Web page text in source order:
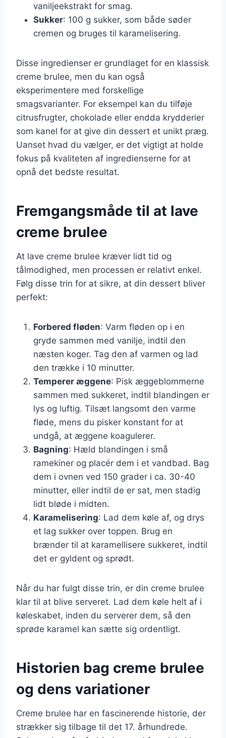
vaniljeekstrakt for smag.
Sukker: 100 g sukker, som både søder
cremen og bruges til karamelisering.
Disse ingredienser er grundlaget for en klassisk
creme brulee, men du kan også
eksperimentere med forskellige
smagsvarianter. For eksempel kan du tilføje
citrusfrugter, chokolade eller endda krydderier
som kanel for at give din dessert et unikt præg.
Uanset hvad du vælger, er det vigtigt at holde
fokus på kvaliteten af ingredienserne for at
opnå det bedste resultat.
Fremgangsmåde til at lave
creme brulee
At lave creme brulee kræver lidt tid og
tålmodighed, men processen er relativt enkel.
Følg disse trin for at sikre, at din dessert bliver
perfekt:
Forbered fløden: Varm fløden op i en
gryde sammen med vanilje, indtil den
næsten koger. Tag den af varmen og lad
den trække i 10 minutter.
Temperer æggene: Pisk æggeblommerne
sammen med sukkeret, indtil blandingen er
lys og luftig. Tilsæt langsomt den varme
fløde, mens du pisker konstant for at
undgå, at æggene koagulerer.
Bagning: Hæld blandingen i små
ramekiner og placér dem i et vandbad. Bag
dem i ovnen ved 150 grader i ca. 30-40
minutter, eller indtil de er sat, men stadig
lidt bløde i midten.
Karamelisering: Lad dem køle af, og drys
et lag sukker over toppen. Brug en
brænder til at karamellisere sukkeret, indtil
det er gyldent og sprødt.
Når du har fulgt disse trin, er din creme brulee
klar til at blive serveret. Lad dem køle helt af i
køleskabet, inden du serverer dem, så den
sprøde karamel kan sætte sig ordentligt.
Historien bag creme brulee
og dens variationer
Creme brulee har en fascinerende historie, der
strækker sig tilbage til det 17. århundrede.